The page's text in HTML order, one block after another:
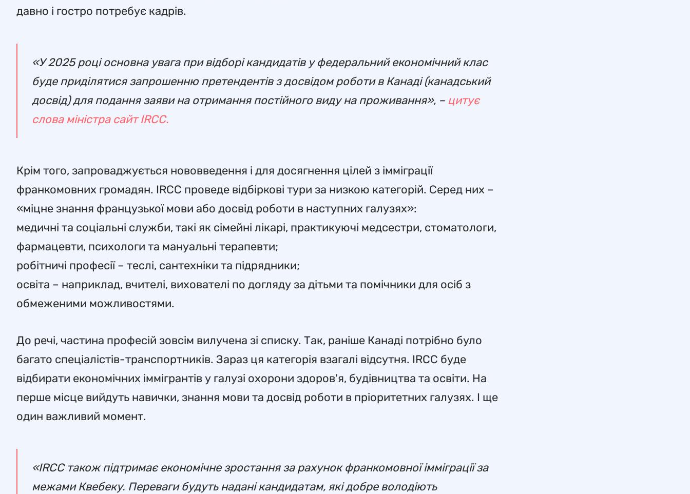
давно і гостро потребує кадрів.
«У 2025 році основна увага при відборі кандидатів у федеральний економічний клас
буде приділятися запрошенню претендентів з досвідом роботи в Канаді (канадський
досвід) для подання заяви на отримання постійного виду на проживання», – цитує
слова міністра сайт IRCC.
Крім того, запроваджується нововведення і для досягнення цілей з імміграції
франкомовних громадян. IRCC проведе відбіркові тури за низкою категорій. Серед них –
«міцне знання французької мови або досвід роботи в наступних галузях»:
медичні та соціальні служби, такі як сімейні лікарі, практикуючі медсестри, стоматологи,
фармацевти, психологи та мануальні терапевти;
робітничі професії – теслі, сантехніки та підрядники;
освіта – наприклад, вчителі, вихователі по догляду за дітьми та помічники для осіб з
обмеженими можливостями.
До речі, частина професій зовсім вилучена зі списку. Так, раніше Канаді потрібно було
багато спеціалістів-транспортників. Зараз ця категорія взагалі відсутня. IRCC буде
відбирати економічних іммігрантів у галузі охорони здоров'я, будівництва та освіти. На
перше місце вийдуть навички, знання мови та досвід роботи в пріоритетних галузях. І ще
один важливий момент.
«IRCC також підтримає економічне зростання за рахунок франкомовної імміграції за
межами Квебеку. Переваги будуть надані кандидатам, які добре володіють